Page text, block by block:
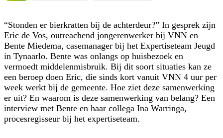
“Stonden er bierkratten bij de achterdeur?” In gesprek zijn
Eric de Vos, outreachend jongerenwerker bij VNN en
Bente Miedema, casemanager bij het Expertiseteam Jeugd
in Tynaarlo. Bente was onlangs op huisbezoek en
vermoedt middelenmisbruik. Bij dit soort situaties kan ze
een beroep doen Eric, die sinds kort vanuit VNN 4 uur per
week werkt bij de gemeente. Hoe ziet deze samenwerking
er uit? En waarom is deze samenwerking van belang? Een
interview met Bente en haar collega Ina Warringa,
procesregisseur bij het expertiseteam.